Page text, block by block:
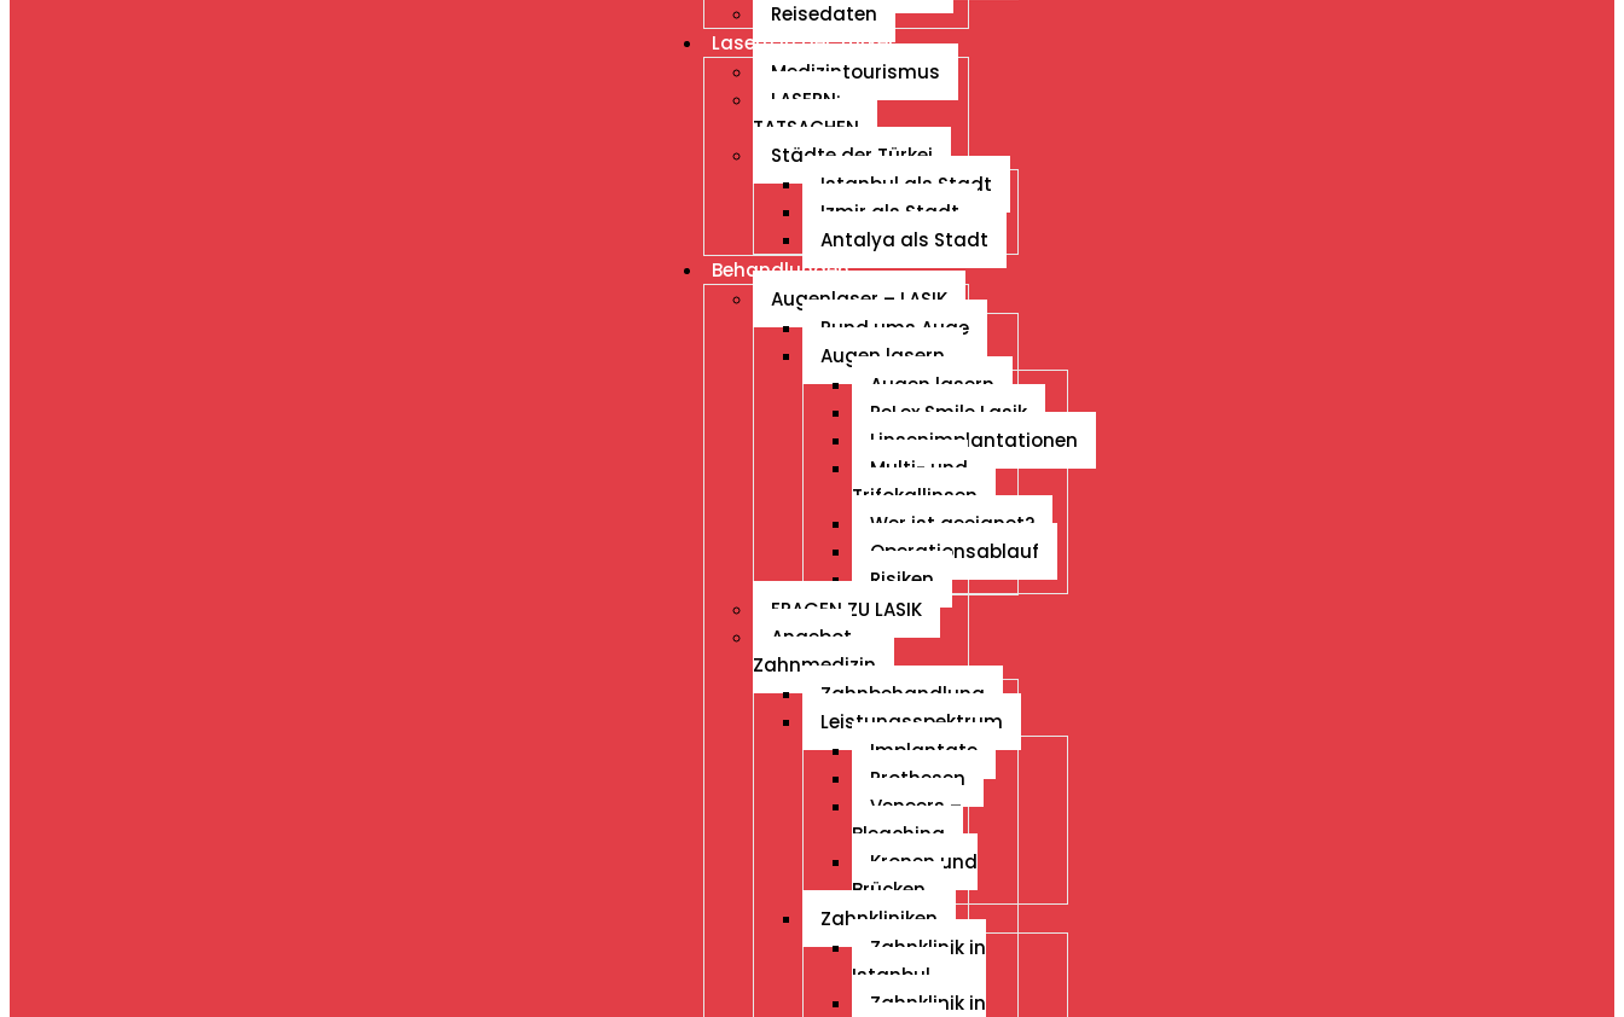
Reisedaten
Lasern in der Türkei
Medizintourismus
LASERN:
TATSACHEN
Städte der Türkei
Istanbul als Stadt
Izmir als Stadt
Antalya als Stadt
Behandlungen
Augenlaser – LASIK
Rund ums Auge
Augen lasern
Augen lasern
ReLex Smile Lasik
Linsenimplantationen
Multi- und
Trifokallinsen
Wer ist geeignet?
Operationsablauf
Risiken
FRAGEN ZU LASIK
Angebot
Zahnmedizin
Zahnbehandlung
Leistungsspektrum
Implantate
Prothesen
Veneers –
Bleaching
Kronen und
Brücken
Zahnkliniken
Zahnklinik in
Istanbul
Zahnklinik in